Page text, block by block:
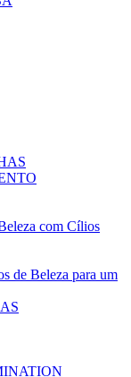
com Cílios
de Beleza para um